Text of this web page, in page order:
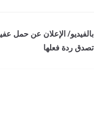
بالفيديو/ الإعلان عن حمل
تصدق ردة فعلها